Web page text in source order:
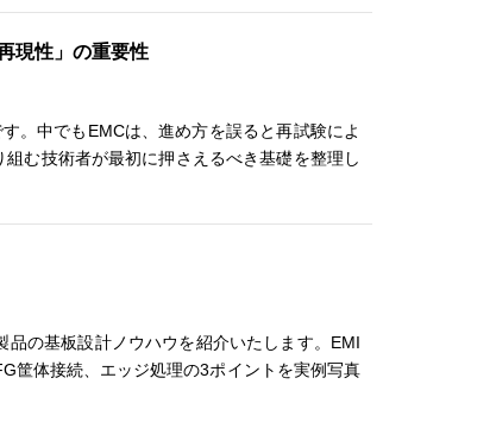
現性」の重要性
。中でもEMCは、進め方を誤ると再試験によ
む技術者が最初に押さえるべき基礎を整理し
の基板設計ノウハウを紹介いたします。EMI
筐体接続、エッジ処理の3ポイントを実例写真